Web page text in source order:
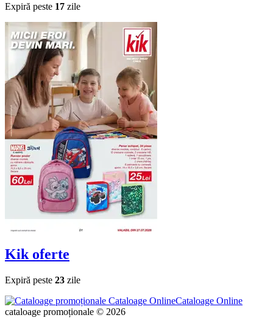
Expiră peste 17 zile
Kik oferte
Expiră peste 23 zile
Cataloage Online
cataloage promoționale © 2026